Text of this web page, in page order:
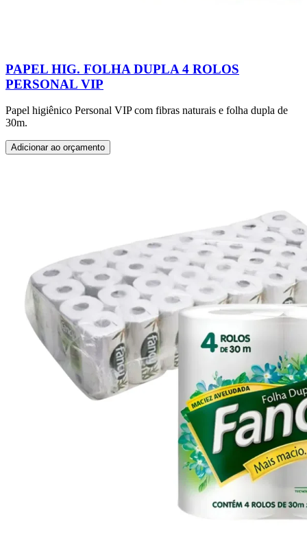
PAPEL HIG. FOLHA DUPLA 4 ROLOS
PERSONAL VIP
Papel higiênico Personal VIP com fibras naturais e folha dupla de
30m.
Adicionar ao orçamento